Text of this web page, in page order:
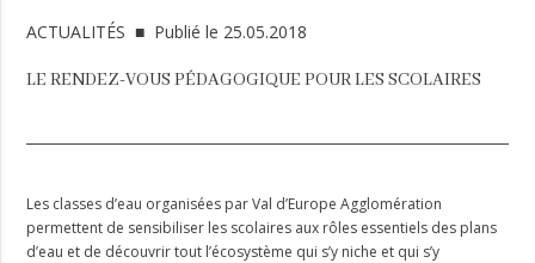
ACTUALITÉS ■ Publié le 25.05.2018
LE RENDEZ-VOUS PÉDAGOGIQUE POUR LES SCOLAIRES
Les classes d’eau organisées par Val d’Europe Agglomération
permettent de sensibiliser les scolaires aux rôles essentiels des plans
d’eau et de découvrir tout l’écosystème qui s’y niche et qui s’y